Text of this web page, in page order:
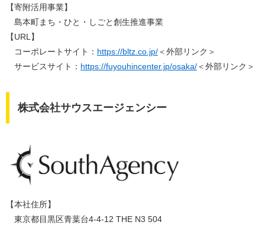
【寄附活用事業】
島本町まち・ひと・しごと創生推進事業​
​【URL】
コーポレートサイト： https://bltz.co.jp/＜外部リンク＞
サービスサイト： https://fuyouhincenter.jp/osaka/＜外部リンク＞
株式会社サウスエージェンシー
【本社住所】
東京都目黒区青葉台4-4-12 THE N3 504